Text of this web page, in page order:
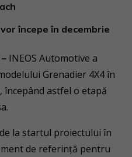
începe în decembrie
INEOS Automotive a
Grenadier 4X4 în
începând astfel o etapă
la startul proiectului în
de referință pentru